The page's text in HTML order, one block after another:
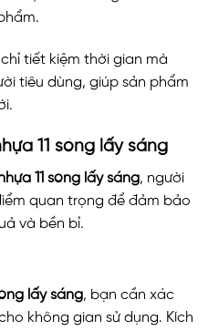
tiết kiệm thời gian mà
tiêu dùng, giúp sản phẩm
11 sóng lấy sáng
11 sóng lấy sáng, người
quan trọng để đảm bảo
và bền bỉ.
lấy sáng, bạn cần xác
không gian sử dụng. Kích